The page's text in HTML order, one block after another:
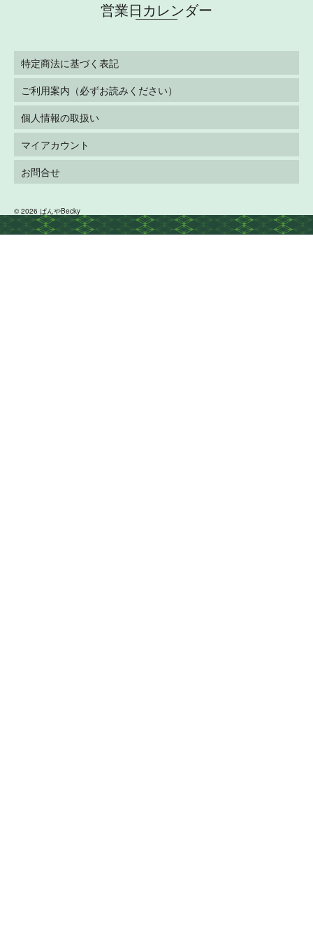
営業日カレンダー
特定商法に基づく表記
ご利用案内（必ずお読みください）
個人情報の取扱い
マイアカウント
お問合せ
© 2026 ぱんやBecky